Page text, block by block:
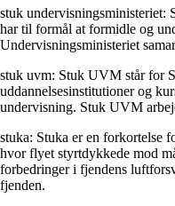
stuk undervisningsministeriet:
har til formål at formidle og
Undervisningsministeriet
stuk uvm: Stuk UVM står for
uddannelsesinstitutioner og
undervisning. Stuk UVM
stuka: Stuka er en forkortelse
hvor flyet styrtdykkede mod
forbedringer i fjendens
fjenden.